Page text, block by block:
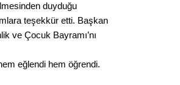
duyduğu
teşekkür etti. Başkan
ve Çocuk Bayramı’nı
eğlendi hem öğrendi.